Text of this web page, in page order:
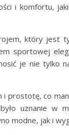
i komfortu,
który jest
sportowej
je nie tylko
i prostotę, co
uznanie w
modne, jak i